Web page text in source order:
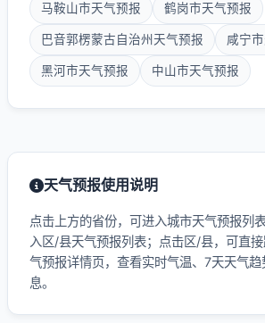
马鞍山市天气预报 鹤岗市天气预报
巴音郭楞蒙古自治州天气预报 咸宁
黑河市天气预报 中山市天气预报
天气预报使用说明
点击上方的省份，可进入城市天气预报列
入区/县天气预报列表；点击区/县，可直
气预报详情页，查看实时气温、7天天气
息。